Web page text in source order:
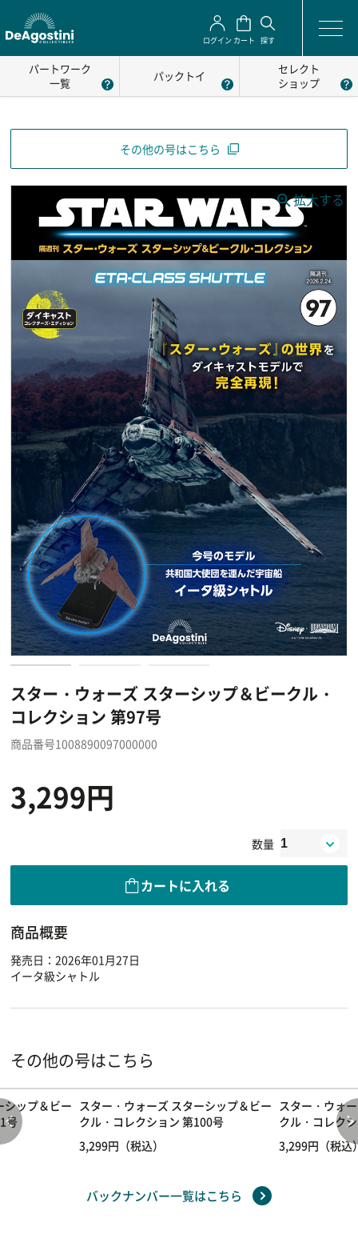
ログイン カート 探す
パートワーク
一覧
パックトイ
セレクト
ショップ
その他の号はこちら
スター・ウォーズ スターシップ＆ビークル・
コレクション 第97号
商品番号1008890097000000
3,299円
数量
カートに入れる
商品概要
発売日：2026年01月27日
イータ級シャトル
その他の号はこちら
シップ＆ビー
号
スター・ウォーズ スターシップ＆ビー
クル・コレクション 第100号
3,299円（税込）
スター・ウォ
クル・コレク
3,299円（税込
バックナンバー一覧はこちら